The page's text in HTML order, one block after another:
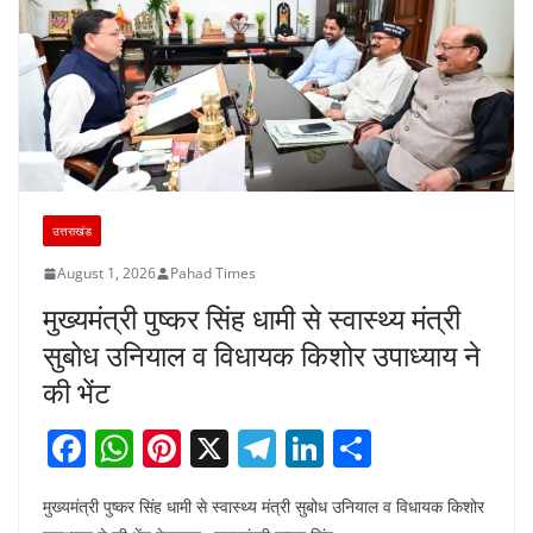
उत्तराखंड
August 1, 2026 Pahad Times
मुख्यमंत्री पुष्कर सिंह धामी से स्वास्थ्य मंत्री
सुबोध उनियाल व विधायक किशोर उपाध्याय ने
की भेंट
F
a
W
h
Pi
nt
X T
el
Li
n
मुख्यमंत्री पुष्कर सिंह धामी से स्वास्थ्य मंत्री सुबोध उनियाल व विधायक किशोर